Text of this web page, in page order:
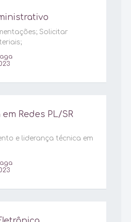
Solicitar
Redes PL/SR
e liderança técnica em